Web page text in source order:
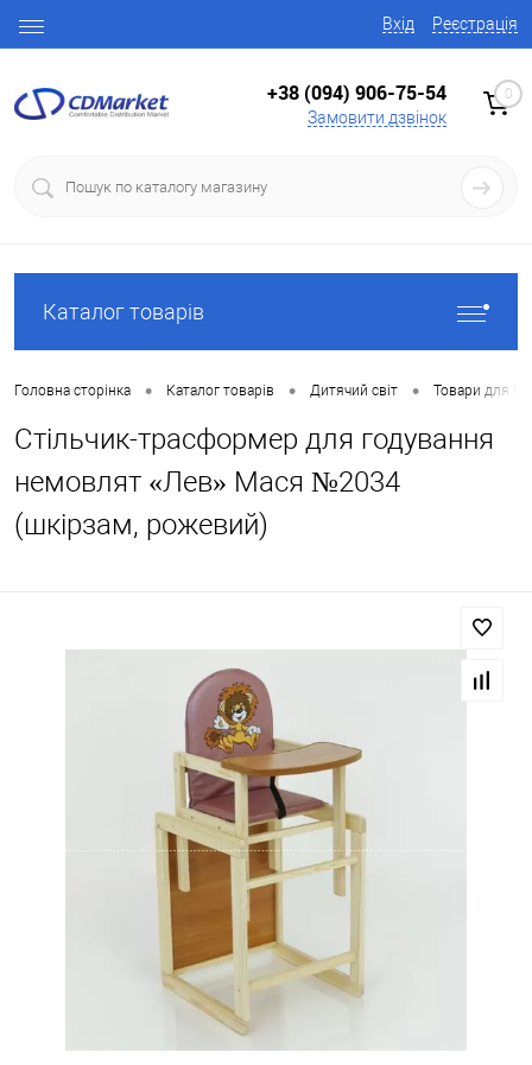
Вхід Реєстрація
+38 (094) 906-75-54
Замовити дзвінок
0
Каталог товарів
Головна сторінка • Каталог товарів • Дитячий світ • Товари для
Стільчик-трасформер для годування
немовлят «Лев» Мася №2034
(шкірзам, рожевий)